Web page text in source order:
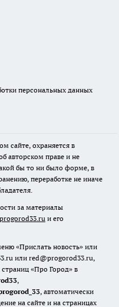
персональных данных
сайте, охраняется в
авторском праве и не
бы то ни было форме, в
переработке не иначе
за материалы
progorod33.ru и его
«Прислать новость» или
или red@progorod33.ru,
«Про Город» в
,
, автоматически
на сайте и на страницах